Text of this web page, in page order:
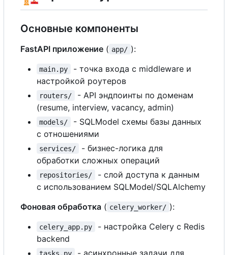
Основные компоненты
FastAPI приложение ( app/ ):
main.py - точка входа с middleware и
настройкой роутеров
routers/
- API эндпоинты по доменам
(resume, interview, vacancy, admin)
models/
- SQLModel схемы базы данных
с отношениями
services/
- бизнес-логика для
обработки сложных операций
repositories/
- слой доступа к данным
с использованием SQLModel/SQLAlchemy
Фоновая обработка ( celery_worker/ ):
celery_app.py - настройка Celery с Redis
backend
tasks.py
- асинхронные задачи для